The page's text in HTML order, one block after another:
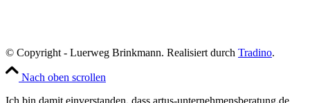
© Copyright - Luerweg Brinkmann. Realisiert durch Tradino.
Nach oben scrollen